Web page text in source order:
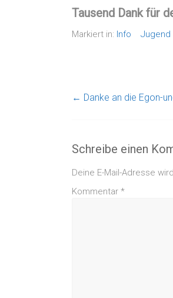
Tausend Dank für
Markiert in: Info Jugend
← Danke an die Egon-
Schreibe einen
Deine E-Mail-Adresse
Kommentar *